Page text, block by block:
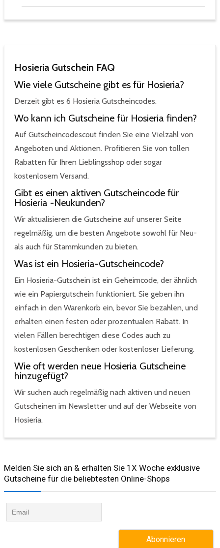
Hosieria Gutschein FAQ
Wie viele Gutscheine gibt es für Hosieria?
Derzeit gibt es 6 Hosieria Gutscheincodes.
Wo kann ich Gutscheine für Hosieria finden?
Auf Gutscheincodescout finden Sie eine Vielzahl von
Angeboten und Aktionen. Profitieren Sie von tollen
Rabatten für Ihren Lieblingsshop oder sogar
kostenlosem Versand.
Gibt es einen aktiven Gutscheincode für
Hosieria -Neukunden?
Wir aktualisieren die Gutscheine auf unserer Seite
regelmäßig, um die besten Angebote sowohl für Neu-
als auch für Stammkunden zu bieten.
Was ist ein Hosieria-Gutscheincode?
Ein Hosieria-Gutschein ist ein Geheimcode, der ähnlich
wie ein Papiergutschein funktioniert. Sie geben ihn
einfach in den Warenkorb ein, bevor Sie bezahlen, und
erhalten einen festen oder prozentualen Rabatt. In
vielen Fällen berechtigen diese Codes auch zu
kostenlosen Geschenken oder kostenloser Lieferung.
Wie oft werden neue Hosieria Gutscheine
hinzugefügt?
Wir suchen auch regelmäßig nach aktiven und neuen
Gutscheinen im Newsletter und auf der Webseite von
Hosieria.
Melden Sie sich an & erhalten Sie 1X Woche exklusive
Gutscheine für die beliebtesten Online-Shops​